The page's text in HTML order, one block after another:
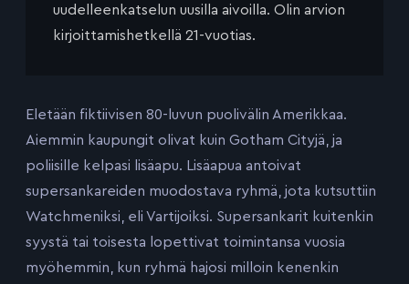
uudelleenkatselun uusilla aivoilla. Olin arvion
kirjoittamishetkellä 21-vuotias.
Eletään fiktiivisen 80-luvun puolivälin Amerikkaa.
Aiemmin kaupungit olivat kuin Gotham Cityjä, ja
poliisille kelpasi lisäapu. Lisäapua antoivat
supersankareiden muodostava ryhmä, jota kutsuttiin
Watchmeniksi, eli Vartijoiksi. Supersankarit kuitenkin
syystä tai toisesta lopettivat toimintansa vuosia
myöhemmin, kun ryhmä hajosi milloin kenenkin